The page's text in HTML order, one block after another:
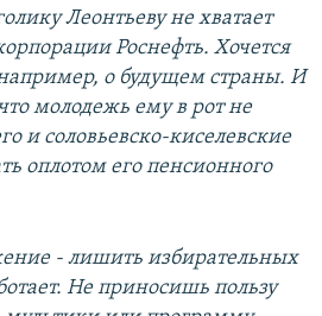
Леонтьеву не хватает
Роснефть. Хочется
о будущем страны. И
молодежь ему в рот не
и соловьевско-киселевские
оплотом его пенсионного
- лишить избирательных
Не приносишь пользу